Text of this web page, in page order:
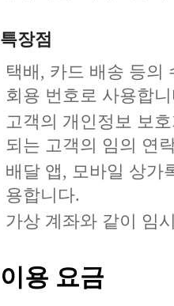
특장점
택배, 카드 배송 등의
회용 번호로 사용합
고객의 개인정보 보
되는 고객의 임의 연
배달 앱, 모바일 상가
용합니다.
가상 계좌와 같이 임
이용 요금